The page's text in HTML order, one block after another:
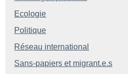
Ecologie
Politique
Réseau international
Sans-papiers et migrant.e.s